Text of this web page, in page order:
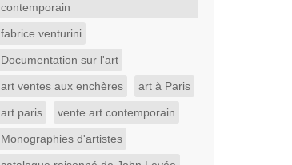
contemporain
fabrice venturini
Documentation sur l'art
art ventes aux enchères art à Paris
art paris vente art contemporain
Monographies d'artistes